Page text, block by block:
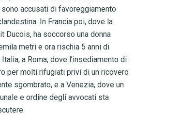
sono accusati di favoreggiamento
In Francia poi, dove la
Ducois, ha soccorso una donna
metri e ora rischia 5 anni di
a Roma, dove l’insediamento di
per molti rifugiati privi di un ricovero
sgombrato, e a Venezia, dove un
e ordine degli avvocati sta